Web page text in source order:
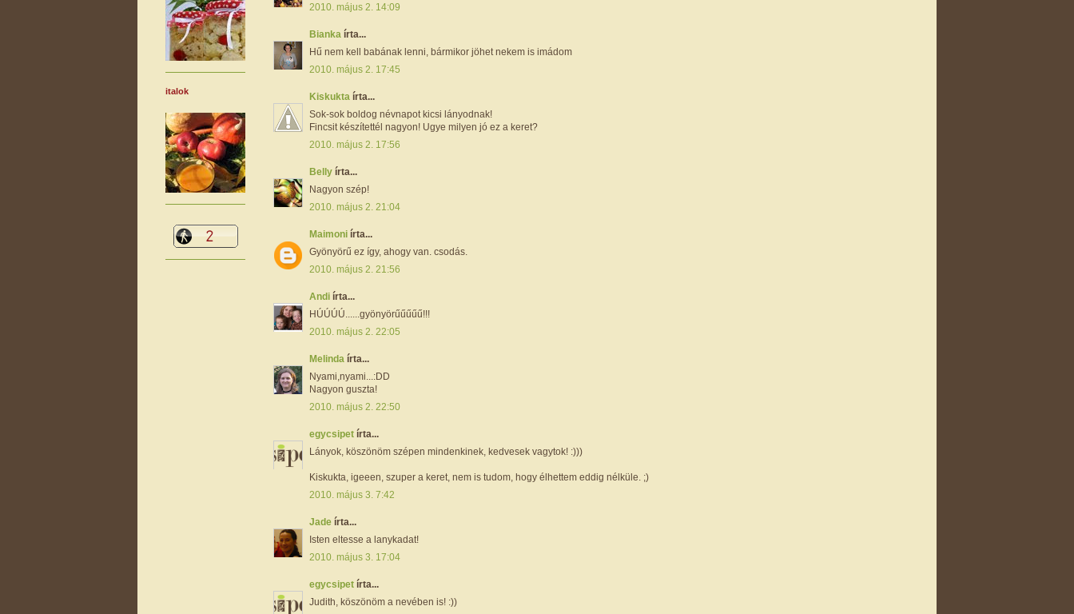
2010. május 2. 14:09
Bianka írta...
Hű nem kell babának lenni, bármikor jöhet nekem is imádom
2010. május 2. 17:45
Kiskukta írta...
Sok-sok boldog névnapot kicsi lányodnak!
Fincsit készítettél nagyon! Ugye milyen jó ez a keret?
2010. május 2. 17:56
Belly írta...
Nagyon szép!
2010. május 2. 21:04
Maimoni írta...
Gyönyörű ez így, ahogy van. csodás.
2010. május 2. 21:56
Andi írta...
HÚÚÚÚ......gyönyörűűűűű!!!
2010. május 2. 22:05
Melinda írta...
Nyami,nyami...:DD
Nagyon guszta!
2010. május 2. 22:50
egycsipet írta...
Lányok, köszönöm szépen mindenkinek, kedvesek vagytok! :)))
Kiskukta, igeeen, szuper a keret, nem is tudom, hogy élhettem eddig nélküle. ;)
2010. május 3. 7:42
Jade írta...
Isten eltesse a lanykadat!
2010. május 3. 17:04
egycsipet írta...
Judith, köszönöm a nevében is! :))
italok